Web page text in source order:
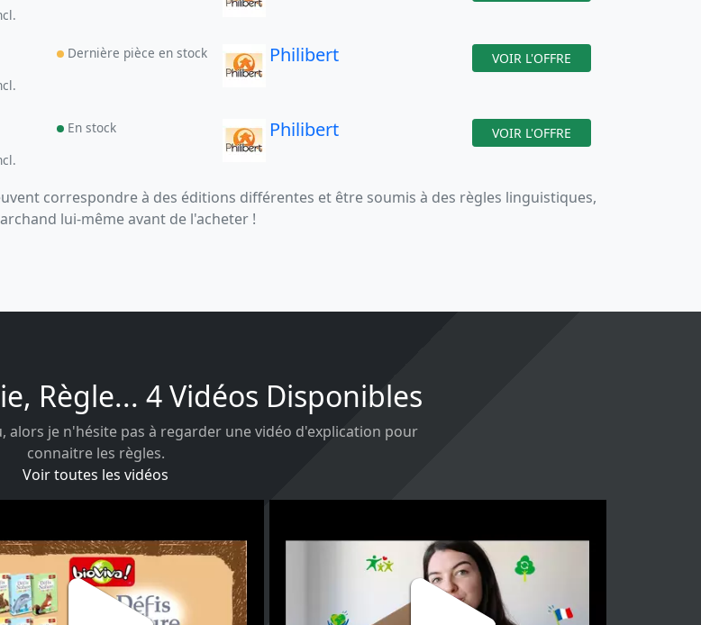
Dernière pièce en stock Philibert VOIR L'OFFRE
En stock Philibert VOIR L'OFFRE
correspondre à des éditions différentes et être soumis à des règles linguistiques,
lui-même avant de l'acheter !
Règle... 4 Vidéos Disponibles
alors je n'hésite pas à regarder une vidéo d'explication pour
connaitre les règles.
Voir toutes les vidéos